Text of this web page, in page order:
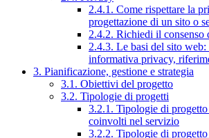
2.4.1. Come rispettare la
progettazione di un sito o
2.4.2. Richiedi il consenso
2.4.3. Le basi del sito web:
informativa privacy,
3. Pianificazione, gestione e strategia
3.1. Obiettivi del progetto
3.2. Tipologie di progetti
3.2.1. Tipologie di
coinvolti nel servizio
3.2.2. Tipologie di